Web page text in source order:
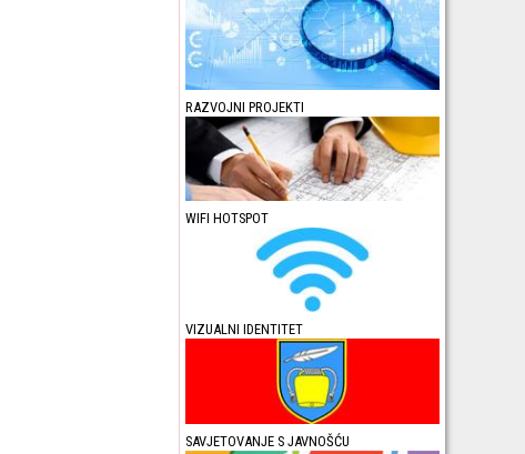
RAZVOJNI PROJEKTI
WIFI HOTSPOT
VIZUALNI IDENTITET
SAVJETOVANJE S JAVNOŠĆU